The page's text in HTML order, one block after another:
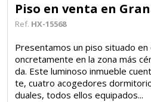
Piso en venta en
Ref. HX-15568
Presentamos un piso situado en
oncretamente en la zona más
da. Este luminoso inmueble
te, cuatro acogedores
duales, todos ellos equipados...